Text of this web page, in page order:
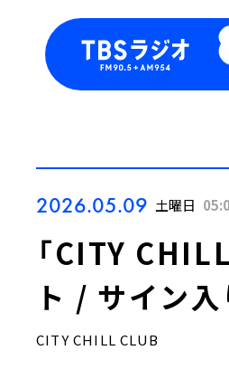
2026.05.09 土曜日
「CITY
ト / サイン
CITY CHILL CLUB